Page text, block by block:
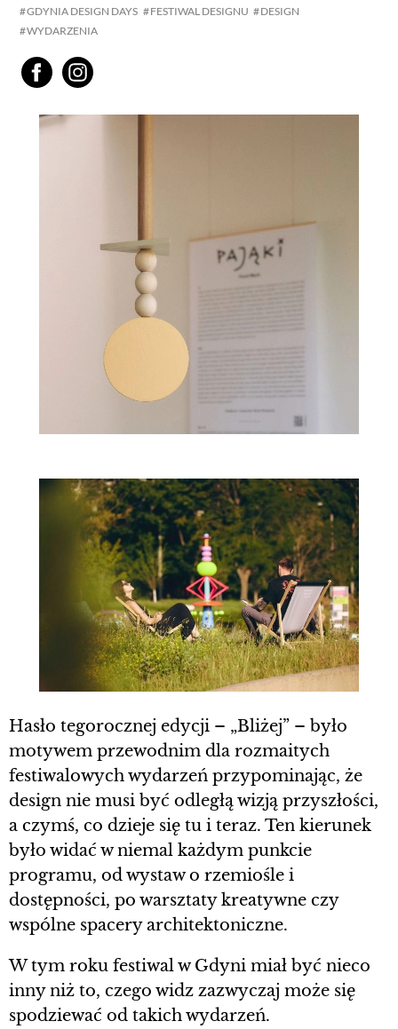
GDYNIA DESIGN DAYS FESTIWAL DESIGNU
DESIGN
WYDARZENIA
Hasło tegorocznej edycji – „Bliżej” – było
motywem przewodnim dla rozmaitych
festiwalowych wydarzeń przypominając, że
design nie musi być odległą wizją przyszłości,
a czymś, co dzieje się tu i teraz. Ten kierunek
było widać w niemal każdym punkcie
programu, od wystaw o rzemiośle i
dostępności, po warsztaty kreatywne czy
wspólne spacery architektoniczne.
W tym roku festiwal w Gdyni miał być nieco
inny niż to, czego widz zazwyczaj może się
spodziewać od takich wydarzeń.